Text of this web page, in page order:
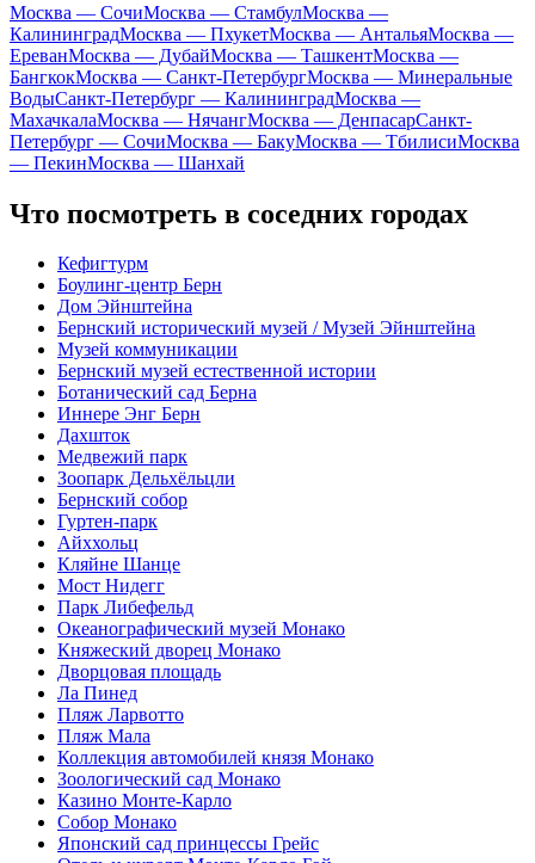
Москва — СочиМосква — СтамбулМосква —
КалининградМосква — ПхукетМосква — АнтальяМосква —
ЕреванМосква — ДубайМосква — ТашкентМосква —
БангкокМосква — Санкт-ПетербургМосква — Минеральные
ВодыСанкт-Петербург — КалининградМосква —
МахачкалаМосква — НячангМосква — ДенпасарСанкт-
Петербург — СочиМосква — БакуМосква — ТбилисиМосква
— ПекинМосква — Шанхай
Что посмотреть в соседних городах
Кефигтурм
Боулинг-центр Берн
Дом Эйнштейна
Бернский исторический музей / Музей Эйнштейна
Музей коммуникации
Бернский музей естественной истории
Ботанический сад Берна
Иннере Энг Берн
Дахшток
Медвежий парк
Зоопарк Дельхёльцли
Бернский собор
Гуртен-парк
Айххольц
Кляйне Шанце
Мост Нидегг
Парк Либефельд
Океанографический музей Монако
Княжеский дворец Монако
Дворцовая площадь
Ла Пинед
Пляж Ларвотто
Пляж Мала
Коллекция автомобилей князя Монако
Зоологический сад Монако
Казино Монте-Карло
Собор Монако
Японский сад принцессы Грейс